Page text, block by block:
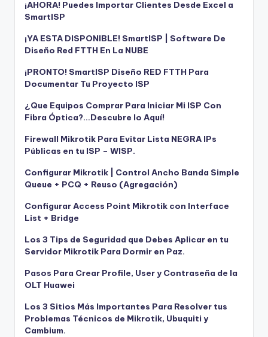
¡AHORA! Puedes Importar Clientes Desde Excel a
SmartISP
¡YA ESTA DISPONIBLE! SmartISP | Software De
Diseño Red FTTH En La NUBE
¡PRONTO! SmartISP Diseño RED FTTH Para
Documentar Tu Proyecto ISP
¿Que Equipos Comprar Para Iniciar Mi ISP Con
Fibra Óptica?…Descubre lo Aquí!
Firewall Mikrotik Para Evitar Lista NEGRA IPs
Públicas en tu ISP – WISP.
Configurar Mikrotik | Control Ancho Banda Simple
Queue + PCQ + Reuso (Agregación)
Configurar Access Point Mikrotik con Interface
List + Bridge
Los 3 Tips de Seguridad que Debes Aplicar en tu
Servidor Mikrotik Para Dormir en Paz.
Pasos Para Crear Profile, User y Contraseña de la
OLT Huawei
Los 3 Sitios Más Importantes Para Resolver tus
Problemas Técnicos de Mikrotik, Ubuquiti y
Cambium.